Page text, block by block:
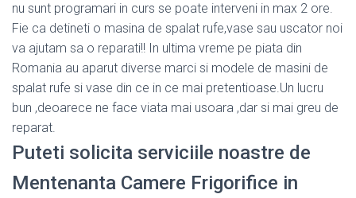
nu sunt programari in curs se poate interveni in max 2 ore.
Fie ca detineti o masina de spalat rufe,vase sau uscator noi
va ajutam sa o reparati!! In ultima vreme pe piata din
Romania au aparut diverse marci si modele de masini de
spalat rufe si vase din ce in ce mai pretentioase.Un lucru
bun ,deoarece ne face viata mai usoara ,dar si mai greu de
reparat.
Puteti solicita serviciile noastre de
Mentenanta Camere Frigorifice in